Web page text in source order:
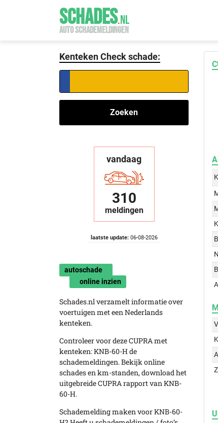
SCHADES.NL
AUTO SCHADEMELDINGEN
Kenteken Check schade:
Zoeken
vandaag
310
meldingen
laatste update:06-08-2026
autoschade
online inzien
Schades.nl verzamelt informatie over
voertuigen met een Nederlands
kenteken.
Controleer voor deze CUPRA met
kenteken: KNB-60-H de
schademeldingen. Bekijk online
schades en km-standen, download het
uitgebreide CUPRA rapport van KNB-
60-H.
Schademelding maken voor KNB-60-